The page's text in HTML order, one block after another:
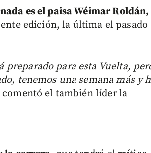
es el paisa Wéimar Roldán,
edición, la última el pasado
preparado para esta Vuelta,
tenemos una semana más y
comentó el también líder la